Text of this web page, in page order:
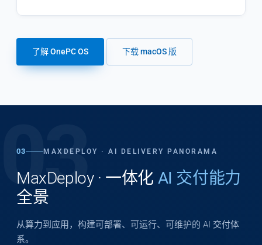
了解 OnePC OS 下载 macOS 版
03
03 MAXDEPLOY · AI DELIVERY PANORAMA
MaxDeploy · 一体化 AI 交付能力
全景
从算力到应用，构建可部署、可运行、可维护的 AI 交付体
系。